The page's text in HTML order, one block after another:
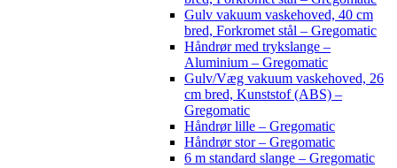
Gulv vakuum vaskehoved, 40 cm
bred, Forkromet stål – Gregomatic
Håndrør med trykslange –
Aluminium – Gregomatic
Gulv/Væg vakuum vaskehoved, 26
cm bred, Kunststof (ABS) –
Gregomatic
Håndrør lille – Gregomatic
Håndrør stor – Gregomatic
6 m standard slange – Gregomatic